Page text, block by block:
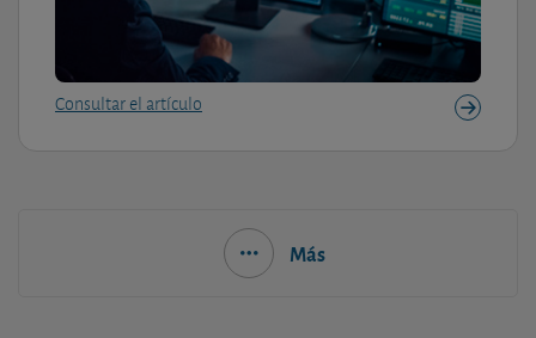
Consultar el artículo
Más